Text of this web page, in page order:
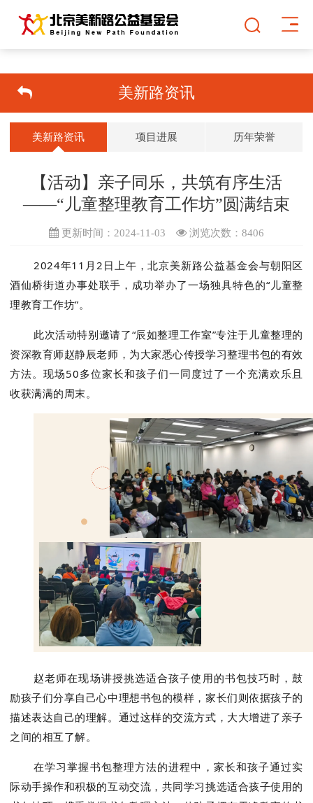
美新路资讯
美新路资讯 项目进展 历年荣誉
【活动】亲子同乐，共筑有序生活
——“儿童整理教育工作坊”圆满结束
更新时间：2024-11-03 浏览次数： 8406
2024年11月2日上午，北京美新路公益基金会与朝阳区
酒仙桥街道办事处联手，成功举办了一场独具特色的“儿童整
理教育工作坊”。
此次活动特别邀请了“辰如整理工作室”专注于儿童整理的
资深教育师赵静辰老师，为大家悉心传授学习整理书包的有效
方法。现场50多位家长和孩子们一同度过了一个充满欢乐且
收获满满的周末。
赵老师在现场讲授挑选适合孩子使用的书包技巧时，鼓
励孩子们分享自己心中理想书包的模样，家长们则依据孩子的
描述表达自己的理解。通过这样的交流方式，大大增进了亲子
之间的相互了解。
在学习掌握书包整理方法的进程中，家长和孩子通过实
际动手操作和积极的互动交流，共同学习挑选适合孩子使用的